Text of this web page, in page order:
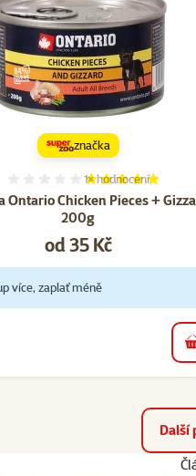
Ontario Chicken Pieces +
200g
Hodnocení 100%,
1×hodnocení
Cena
od 35 Kč
značka
více, zaplať méně
Další